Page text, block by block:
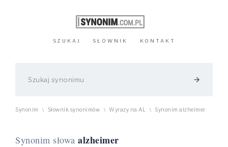
SZUKAJ SŁOWNIK KONTAKT
arrow_forward
Synonim \ Słownik synonimów \ Wyrazy na AL \ Synonim alzheimer
Synonim słowa alzheimer